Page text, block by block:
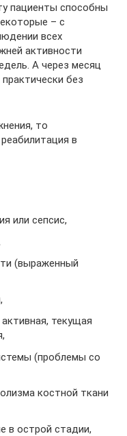
пациенты способны
– с
всех
активности
А через месяц
без
то
в
или сепсис,
(выраженный
текущая
(проблемы со
костной ткани
в острой стадии,